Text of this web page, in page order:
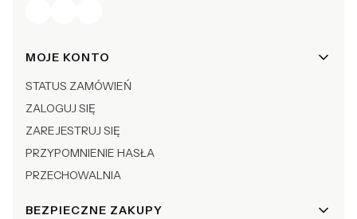
Linki w stopce
MOJE KONTO
STATUS ZAMÓWIEŃ
ZALOGUJ SIĘ
ZAREJESTRUJ SIĘ
PRZYPOMNIENIE HASŁA
PRZECHOWALNIA
BEZPIECZNE ZAKUPY